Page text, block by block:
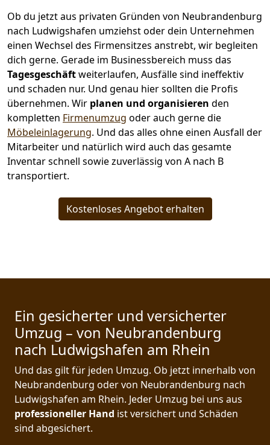
Ob du jetzt aus privaten Gründen von Neubrandenburg
nach Ludwigshafen umziehst oder dein Unternehmen
einen Wechsel des Firmensitzes anstrebt, wir begleiten
dich gerne. Gerade im Businessbereich muss das
Tagesgeschäftweiterlaufen, Ausfälle sind ineffektiv
und schaden nur. Und genau hier sollten die Profis
übernehmen. Wir planen und organisieren den
kompletten Firmenumzug oder auch gerne die
Möbeleinlagerung. Und das alles ohne einen Ausfall der
Mitarbeiter und natürlich wird auch das gesamte
Inventar schnell sowie zuverlässig von A nach B
transportiert.
Kostenloses Angebot erhalten
Ein gesicherter und versicherter
Umzug – von Neubrandenburg
nach Ludwigshafen am Rhein
Und das gilt für jeden Umzug. Ob jetzt innerhalb von
Neubrandenburg oder von Neubrandenburg nach
Ludwigshafen am Rhein. Jeder Umzug bei uns aus
professioneller Hand ist versichert und Schäden
sind abgesichert.